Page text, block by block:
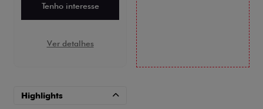
Tenho interesse
Ver detalhes
Highlights